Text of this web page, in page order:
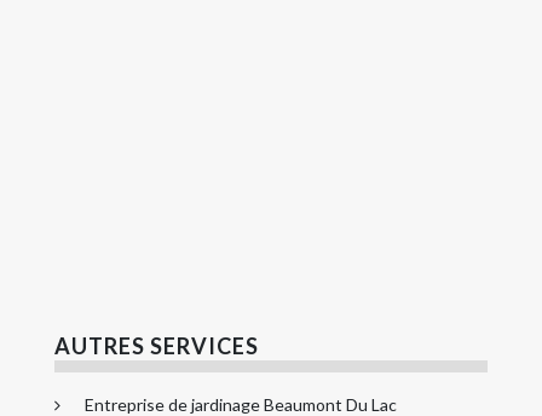
AUTRES SERVICES
Entreprise de jardinage Beaumont Du Lac